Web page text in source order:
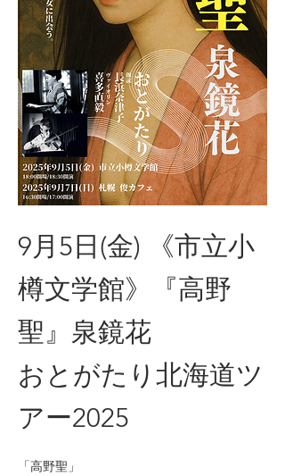
9月5日(金) 《市立小
樽文学館》『高野
聖』泉鏡花
おとがたり北海道ツ
アー2025
「高野聖」